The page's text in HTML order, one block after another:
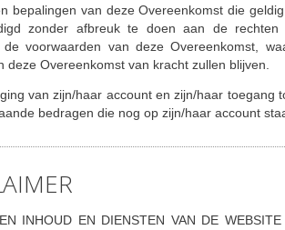
bepalingen van deze Overeenkomst die
zonder afbreuk te doen aan de
de voorwaarden van deze Overeenkomst,
deze Overeenkomst van kracht zullen blijven.
van zijn/haar account en zijn/haar
bedragen die nog op zijn/haar account
INHOUD EN DIENSTEN VAN DE